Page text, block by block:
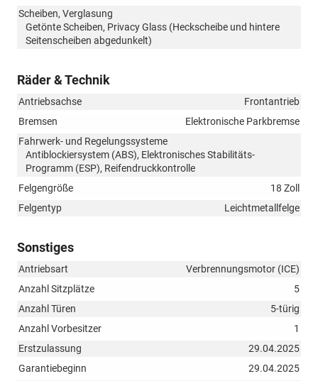
Scheiben, Verglasung
Getönte Scheiben, Privacy Glass (Heckscheibe und hintere
Seitenscheiben abgedunkelt)
Räder & Technik
Antriebsachse
Frontantrieb
Bremsen
Elektronische Parkbremse
Fahrwerk- und Regelungssysteme
Antiblockiersystem (ABS), Elektronisches Stabilitäts-
Programm (ESP), Reifendruckkontrolle
Felgengröße
18 Zoll
Felgentyp
Leichtmetallfelge
Sonstiges
Antriebsart
Verbrennungsmotor (ICE)
Anzahl Sitzplätze
5
Anzahl Türen
5-türig
Anzahl Vorbesitzer
1
Erstzulassung
29.04.2025
Garantiebeginn
29.04.2025